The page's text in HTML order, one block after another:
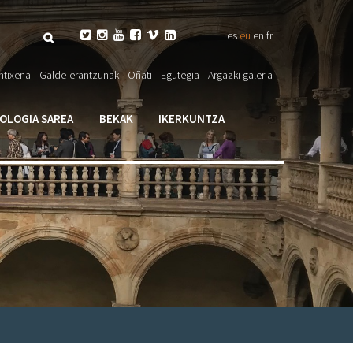
Bilatu
       es eu en fr
Galde-erantzunak Oñati Egutegia Argazki galeria
SAREA BEKAK
IKERKUNTZA